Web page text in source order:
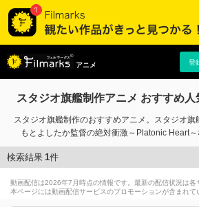
アニメ 登
スタジオ旗艦制作アニメ おすすめ
スタジオ旗艦制作のおすすめアニメ。スタジオ旗
もとよしたか監督の絶対衝激～Platonic Heart～
検索結果 1件
動画配信は2026年7月時点の情報です。最新の配信状況は各
本ページには動画配信サービスのプロモーションが含まれて